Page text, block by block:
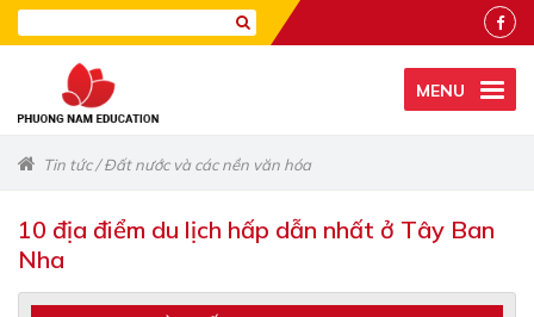
MENU
Tin tức/Đất nước và các nền văn hóa
10 địa điểm du lịch hấp dẫn nhất ở Tây Ban
Nha